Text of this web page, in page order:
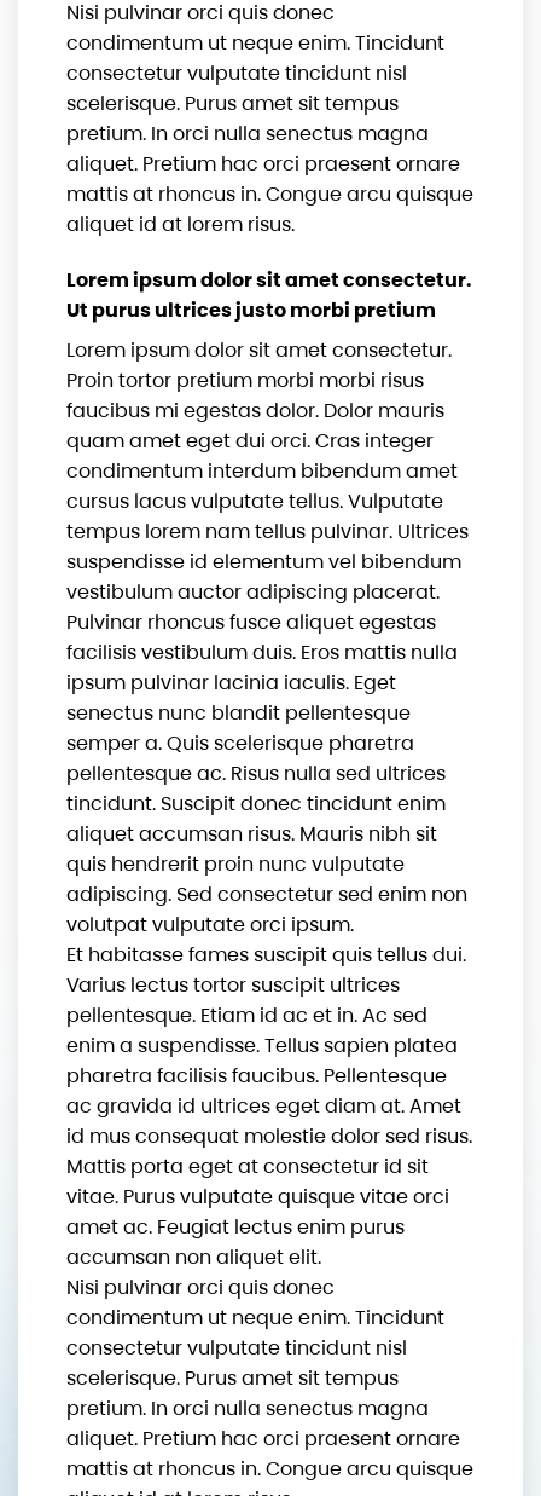
Nisi pulvinar orci quis donec
condimentum ut neque enim. Tincidunt
consectetur vulputate tincidunt nisl
scelerisque. Purus amet sit tempus
pretium. In orci nulla senectus magna
aliquet. Pretium hac orci praesent ornare
mattis at rhoncus in. Congue arcu quisque
aliquet id at lorem risus.
Lorem ipsum dolor sit amet consectetur.
Ut purus ultrices justo morbi pretium
Lorem ipsum dolor sit amet consectetur.
Proin tortor pretium morbi morbi risus
faucibus mi egestas dolor. Dolor mauris
quam amet eget dui orci. Cras integer
condimentum interdum bibendum amet
cursus lacus vulputate tellus. Vulputate
tempus lorem nam tellus pulvinar. Ultrices
suspendisse id elementum vel bibendum
vestibulum auctor adipiscing placerat.
Pulvinar rhoncus fusce aliquet egestas
facilisis vestibulum duis. Eros mattis nulla
ipsum pulvinar lacinia iaculis. Eget
senectus nunc blandit pellentesque
semper a. Quis scelerisque pharetra
pellentesque ac. Risus nulla sed ultrices
tincidunt. Suscipit donec tincidunt enim
aliquet accumsan risus. Mauris nibh sit
quis hendrerit proin nunc vulputate
adipiscing. Sed consectetur sed enim non
volutpat vulputate orci ipsum.
Et habitasse fames suscipit quis tellus dui.
Varius lectus tortor suscipit ultrices
pellentesque. Etiam id ac et in. Ac sed
enim a suspendisse. Tellus sapien platea
pharetra facilisis faucibus. Pellentesque
ac gravida id ultrices eget diam at. Amet
id mus consequat molestie dolor sed risus.
Mattis porta eget at consectetur id sit
vitae. Purus vulputate quisque vitae orci
amet ac. Feugiat lectus enim purus
accumsan non aliquet elit.
Nisi pulvinar orci quis donec
condimentum ut neque enim. Tincidunt
consectetur vulputate tincidunt nisl
scelerisque. Purus amet sit tempus
pretium. In orci nulla senectus magna
aliquet. Pretium hac orci praesent ornare
mattis at rhoncus in. Congue arcu quisque